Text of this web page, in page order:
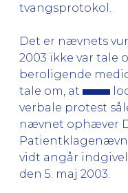
tvangsprotokol.
Det er nævnets
2003 ikke var tale
beroligende
tale om, at
verbale protest
nævnet ophæver
Patientklagenævn
vidt angår
den 5. maj 2003.